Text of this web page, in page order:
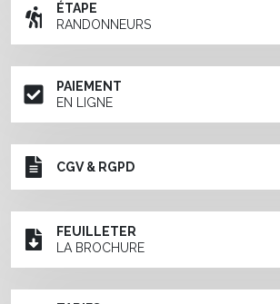
ÉTAPE
RANDONNEURS
PAIEMENT
EN LIGNE
CGV & RGPD
FEUILLETER
LA BROCHURE